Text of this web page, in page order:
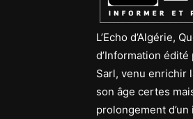
L’Echo d’Algérie,
d’Information
Sarl, venu enrichir
son âge certes
prolongement d’un